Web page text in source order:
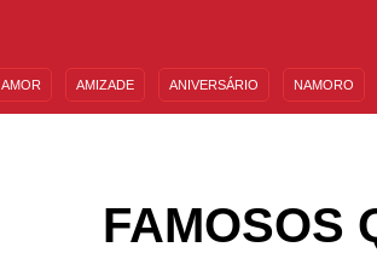
AMOR AMIZADE ANIVERSÁRIO NAMORO
FAMOSOS